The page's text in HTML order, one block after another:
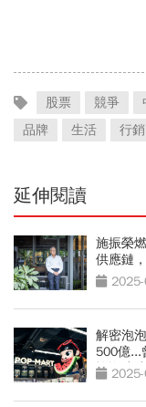
股票 競爭
品牌
生活 行銷
延伸閱讀
施振榮
供應鏈
解密泡
500億...
懊悔連連